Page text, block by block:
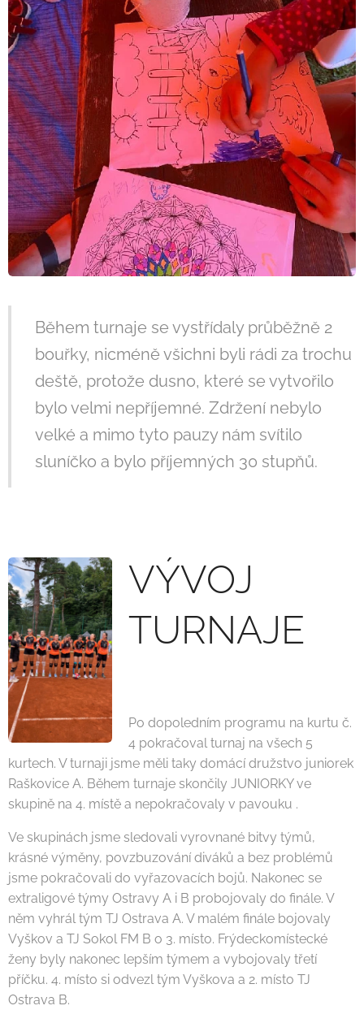
Během turnaje se vystřídaly průběžně 2
bouřky, nicméně všichni byli rádi za trochu
deště, protože dusno, které se vytvořilo
bylo velmi nepříjemné. Zdržení nebylo
velké a mimo tyto pauzy nám svítilo
sluníčko a bylo příjemných 30 stupňů.
VÝVOJ
TURNAJE
Po dopoledním programu na kurtu č.
4 pokračoval turnaj na všech 5
kurtech. V turnaji jsme měli taky domácí družstvo juniorek
Raškovice A. Během turnaje skončily JUNIORKY ve
skupině na 4. místě a nepokračovaly v pavouku .
Ve skupinách jsme sledovali vyrovnané bitvy týmů,
krásné výměny, povzbuzování diváků a bez problémů
jsme pokračovali do vyřazovacích bojů. Nakonec se
extraligové týmy Ostravy A i B probojovaly do finále. V
něm vyhrál tým TJ Ostrava A. V malém finále bojovaly
Vyškov a TJ Sokol FM B o 3. místo. Frýdeckomístecké
ženy byly nakonec lepším týmem a vybojovaly třetí
příčku. 4. místo si odvezl tým Vyškova a 2. místo TJ
Ostrava B.